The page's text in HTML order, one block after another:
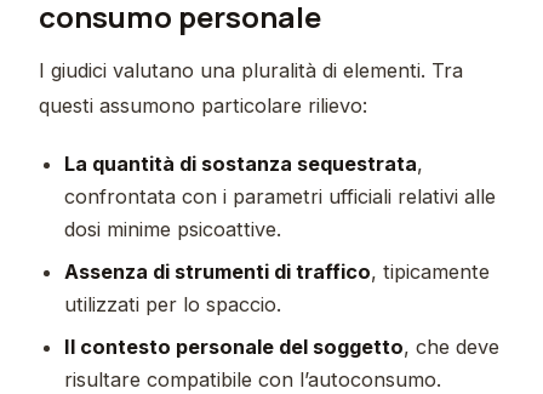
consumo personale
I giudici valutano una pluralità di elementi. Tra
questi assumono particolare rilievo:
La quantità di sostanza sequestrata,
confrontata con i parametri ufficiali relativi alle
dosi minime psicoattive.
Assenza di strumenti di traffico, tipicamente
utilizzati per lo spaccio.
Il contesto personale del soggetto, che deve
risultare compatibile con l’autoconsumo.